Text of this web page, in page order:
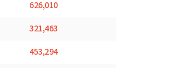
626,010
321,463
453,294